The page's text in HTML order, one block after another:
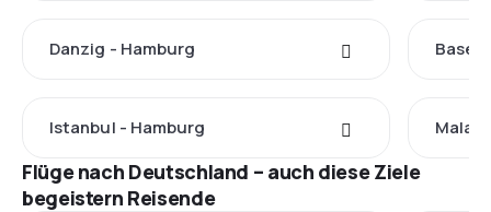
Danzig - Hamburg Basel
Istanbul - Hamburg
Flüge nach Deutschland – auch diese Ziele
begeistern Reisende